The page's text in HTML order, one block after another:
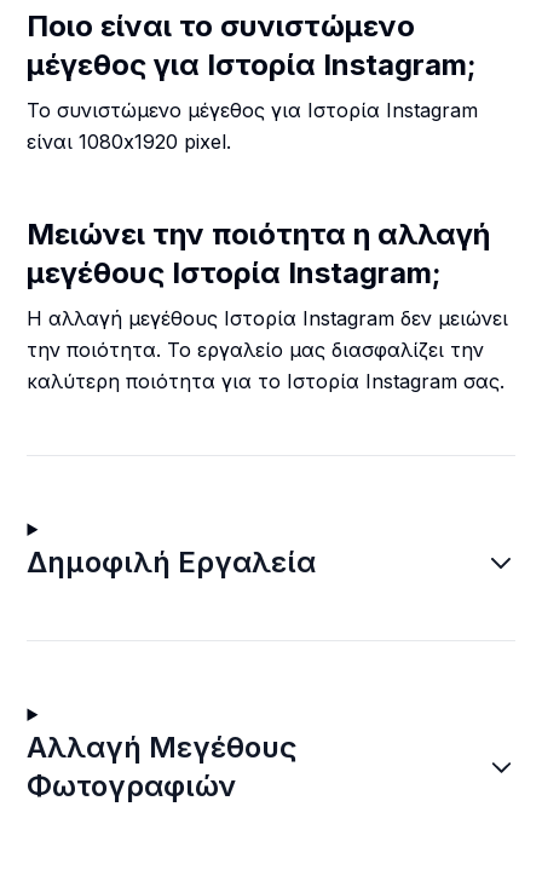
Ποιο είναι το συνιστώμενο
μέγεθος για Ιστορία Instagram;
Το συνιστώμενο μέγεθος για Ιστορία Instagram
είναι 1080x1920 pixel.
Μειώνει την ποιότητα η αλλαγή
μεγέθους Ιστορία Instagram;
Η αλλαγή μεγέθους Ιστορία Instagram δεν μειώνει
την ποιότητα. Το εργαλείο μας διασφαλίζει την
καλύτερη ποιότητα για το Ιστορία Instagram σας.
Δημοφιλή Εργαλεία
Αλλαγή Μεγέθους
Φωτογραφιών